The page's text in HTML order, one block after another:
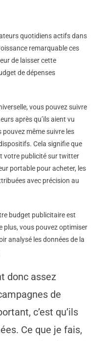
quotidiens actifs dans
remarquable ces
de laisser cette
de dépenses
vous pouvez suivre
après qu’ils aient vu
même suivre les
Cela signifie que
votre publicité sur twitter
portable pour acheter, les
avec précision au
budget publicitaire est
plus, vous pouvez optimiser
analysé les données de la
donc assez
de
c’est qu’ils
Ce que je fais,